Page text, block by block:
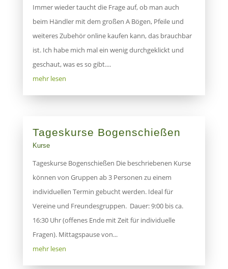
Immer wieder taucht die Frage auf, ob man auch
beim Händler mit dem großen A Bögen, Pfeile und
weiteres Zubehör online kaufen kann, das brauchbar
ist. Ich habe mich mal ein wenig durchgeklickt und
geschaut, was es so gibt....
mehr lesen
Tageskurse Bogenschießen
Kurse
Tageskurse Bogenschießen Die beschriebenen Kurse
können von Gruppen ab 3 Personen zu einem
individuellen Termin gebucht werden. Ideal für
Vereine und Freundesgruppen. Dauer: 9:00 bis ca.
16:30 Uhr (offenes Ende mit Zeit für individuelle
Fragen). Mittagspause von...
mehr lesen